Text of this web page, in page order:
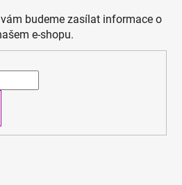
i
s
u
budeme zasílat informace o
e-shopu.